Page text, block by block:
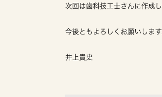
次回は歯科技工士さんに作成
今後ともよろしくお願いします
井上貴史